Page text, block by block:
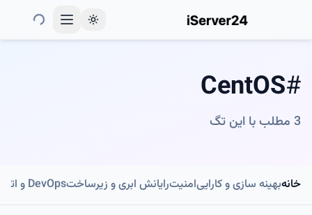
Toggle theme
#
CentOS
3 مطلب با این تگ
خانهبهینه سازی و کاراییامنیترایانش ابری و زیرساختDevOps و اتوماسیون